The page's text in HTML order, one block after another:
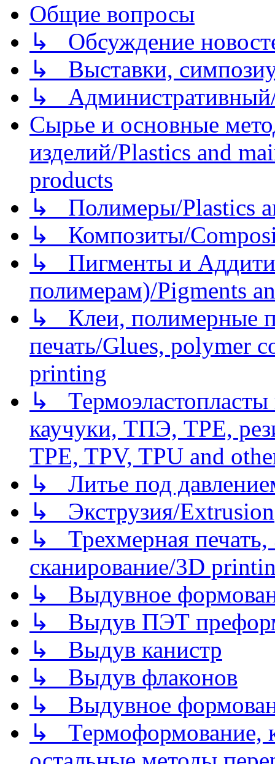
Общие вопросы
↳ Обсуждение
↳ Выставки,
↳
Сырье и основные
изделий/Plastics and
products
↳ Полимеры/Plastics
↳ Композиты/
↳ Пигменты и
полимерам)/Pigments
↳ Клеи, полимерные
печать/Glues, polymer
printing
↳
каучуки, ТПЭ, TPE,
TPE, TPV, TPU and
↳ Литье под
↳ Экструзия/Extrusion
↳ Трехмерная
сканирование/3D
↳ Выдувное
↳ Выдув ПЭТ
↳ Выдув канистр
↳ Выдув флаконов
↳ Выдувное
↳ Термоформование,